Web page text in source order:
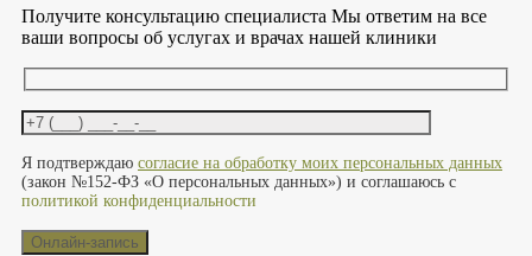
Получите консультацию специалиста Мы ответим на все
ваши вопросы об услугах и врачах нашей клиники
Я подтверждаю согласие на обработку моих персональных данных
(закон №152-ФЗ «О персональных данных») и соглашаюсь с
политикой конфиденциальности